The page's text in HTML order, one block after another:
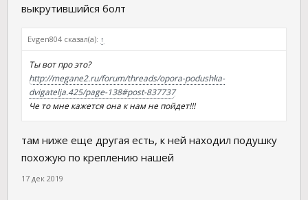
выкрутившийся болт
Evgen804 сказал(а): ↑
Ты вот про это?
http://megane2.ru/forum/threads/opora-podushka-
dvigatelja.425/page-138#post-837737
Че то мне кажется она к нам не пойдет!!!
там ниже еще другая есть, к ней находил подушку
похожую по креплению нашей
17 дек 2019